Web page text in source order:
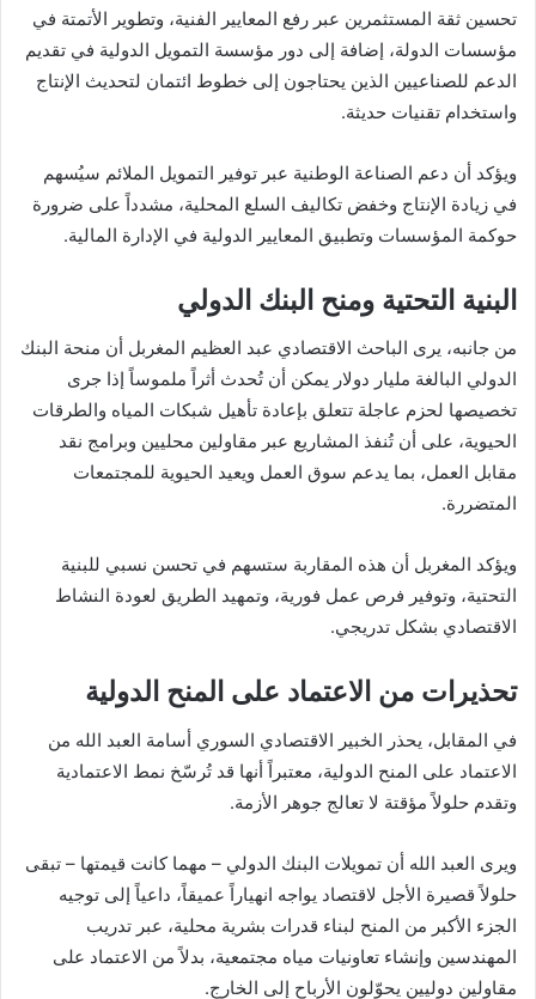
تحسين ثقة المستثمرين عبر رفع المعايير الفنية، وتطوير الأتمتة في
مؤسسات الدولة، إضافة إلى دور مؤسسة التمويل الدولية في تقديم
الدعم للصناعيين الذين يحتاجون إلى خطوط ائتمان لتحديث الإنتاج
واستخدام تقنيات حديثة.
ويؤكد أن دعم الصناعة الوطنية عبر توفير التمويل الملائم سيُسهم
في زيادة الإنتاج وخفض تكاليف السلع المحلية، مشدداً على ضرورة
حوكمة المؤسسات وتطبيق المعايير الدولية في الإدارة المالية.
البنية التحتية ومنح البنك الدولي
من جانبه، يرى الباحث الاقتصادي عبد العظيم المغربل أن منحة البنك
الدولي البالغة مليار دولار يمكن أن تُحدث أثراً ملموساً إذا جرى
تخصيصها لحزم عاجلة تتعلق بإعادة تأهيل شبكات المياه والطرقات
الحيوية، على أن تُنفذ المشاريع عبر مقاولين محليين وبرامج نقد
مقابل العمل، بما يدعم سوق العمل ويعيد الحيوية للمجتمعات
المتضررة.
ويؤكد المغربل أن هذه المقاربة ستسهم في تحسن نسبي للبنية
التحتية، وتوفير فرص عمل فورية، وتمهيد الطريق لعودة النشاط
الاقتصادي بشكل تدريجي.
تحذيرات من الاعتماد على المنح الدولية
في المقابل، يحذر الخبير الاقتصادي السوري أسامة العبد الله من
الاعتماد على المنح الدولية، معتبراً أنها قد تُرسّخ نمط الاعتمادية
وتقدم حلولاً مؤقتة لا تعالج جوهر الأزمة.
ويرى العبد الله أن تمويلات البنك الدولي – مهما كانت قيمتها – تبقى
حلولاً قصيرة الأجل لاقتصاد يواجه انهياراً عميقاً، داعياً إلى توجيه
الجزء الأكبر من المنح لبناء قدرات بشرية محلية، عبر تدريب
المهندسين وإنشاء تعاونيات مياه مجتمعية، بدلاً من الاعتماد على
مقاولين دوليين يحوّلون الأرباح إلى الخارج.